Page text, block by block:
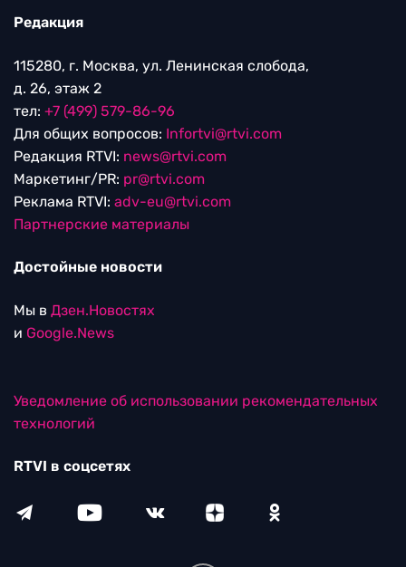
Редакция
115280, г. Москва, ул. Ленинская слобода,
д. 26, этаж 2
тел: +7 (499) 579-86-96
Для общих вопросов: Infortvi@rtvi.com
Редакция RTVI: news@rtvi.com
Маркетинг/PR: pr@rtvi.com
Реклама RTVI: adv-eu@rtvi.com
Партнерские материалы
Достойные новости
Мы в Дзен.Новостях
и Google.News
Уведомление об использовании рекомендательных
технологий
RTVI в соцсетях